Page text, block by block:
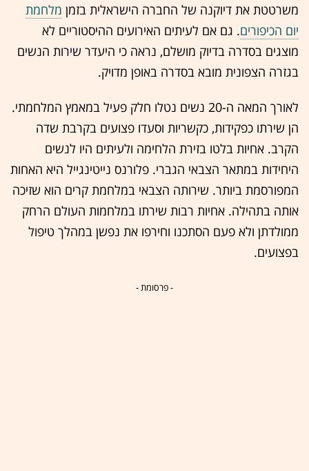
משרטטת את דיוקנה של החברה הישראלית בזמן מלחמת
יום הכיפורים. גם אם לעיתים האירועים ההיסטוריים לא
מוצגים בסדרה בדיוק מושלם, נראה כי היעדר שירות הנשים
בגזרה הצפונית מובא בסדרה באופן מדויק.
לאורך המאה ה-20 נשים נטלו חלק פעיל במאמץ המלחמתי.
הן שירתו כפקידות, כקשריות וסעדו פצועים בקרבת שדה
הקרב. אחיות בלטו בזירת הלחימה ולעיתים היו לנשים
היחידות במתאר הצבאי הגברי. פלורנס נייטינגייל היא האחות
המפורסמת ביותר. שירותה הצבאי במלחמת קרים הוא שזיכה
אותה בתהילה. אחיות רבות שירתו במלחמות העולם הרחק
ממולדתן ולא פעם הסתכנו וחירפו את נפשן במהלך טיפול
בפצועים.
- פרסומת -